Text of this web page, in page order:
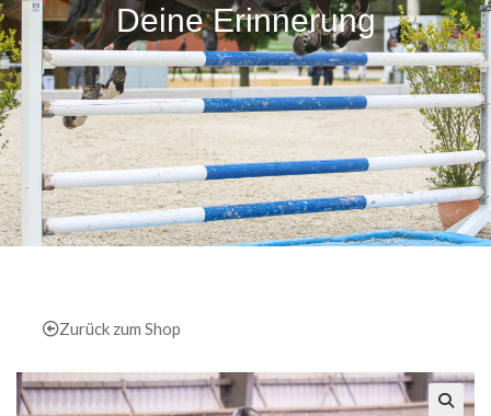
Deine Erinnerung
Zurück zum Shop